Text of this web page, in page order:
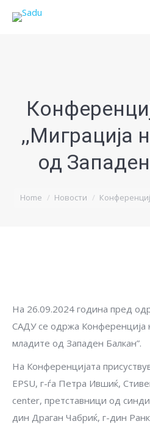
,,Миграција
од
Home Новости
На 26.09.2024 година пред
САДУ се одржа Конференција
младите од Западен Балкан”.
На Конференцијата
EPSU, г-ѓа Петра Ившиќ,
center, претставници од
дин Драган Чабриќ, г-дин